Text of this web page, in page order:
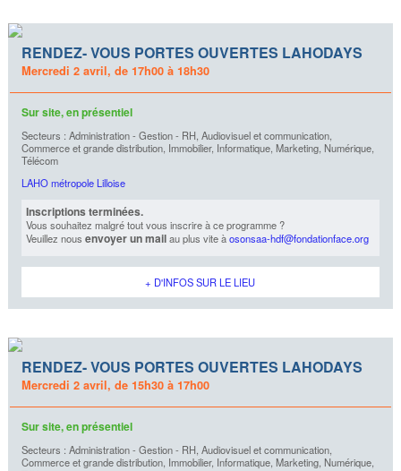
RENDEZ- VOUS PORTES OUVERTES LAHODAYS
Mercredi 2 avril, de 17h00 à 18h30
Sur site, en présentiel
Secteurs : Administration - Gestion - RH, Audiovisuel et communication,
Commerce et grande distribution, Immobilier, Informatique, Marketing, Numérique,
Télécom
LAHO métropole Lilloise
Inscriptions terminées.
Vous souhaitez malgré tout vous inscrire à ce programme ?
Veuillez nous envoyer un mailau plus vite àosonsaa-hdf@fondationface.org
+ D'INFOS SUR LE LIEU
RENDEZ- VOUS PORTES OUVERTES LAHODAYS
Mercredi 2 avril, de 15h30 à 17h00
Sur site, en présentiel
Secteurs : Administration - Gestion - RH, Audiovisuel et communication,
Commerce et grande distribution, Immobilier, Informatique, Marketing, Numérique,